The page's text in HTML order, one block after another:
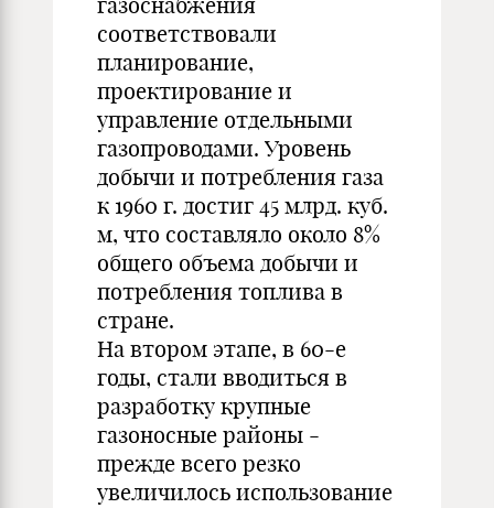
соответствовали
планирование,
проектирование и
управление отдельными
газопроводами. Уровень
добычи и потребления газа
к 1960 г. достиг 45 млрд. куб.
м, что составляло около 8%
общего объема добычи и
потребления топлива в
стране.
На втором этапе, в 60-е
годы, стали вводиться в
разработку крупные
газоносные районы -
прежде всего резко
увеличилось использование